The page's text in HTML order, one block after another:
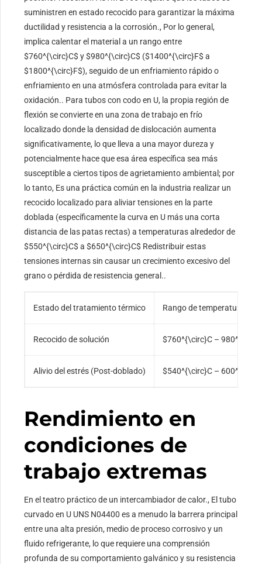
suministren en estado recocido para garantizar la máxima
ductilidad y resistencia a la corrosión., Por lo general,
implica calentar el material a un rango entre
$760^{\circ}C$ y$980^{\circ}C$ ($1400^{\circ}F$ a
$1800^{\circ}F$), seguido de un enfriamiento rápido o
enfriamiento en una atmósfera controlada para evitar la
oxidación.. Para tubos con codo en U, la propia región de
flexión se convierte en una zona de trabajo en frío
localizado donde la densidad de dislocación aumenta
significativamente, lo que lleva a una mayor dureza y
potencialmente hace que esa área específica sea más
susceptible a ciertos tipos de agrietamiento ambiental; por
lo tanto, Es una práctica común en la industria realizar un
recocido localizado para aliviar tensiones en la parte
doblada (específicamente la curva en U más una corta
distancia de las patas rectas) a temperaturas alrededor de
$550^{\circ}C$ a$650^{\circ}C$ Redistribuir estas
tensiones internas sin causar un crecimiento excesivo del
grano o pérdida de resistencia general..
Estado del tratamiento térmico Rango de temperatura
Recocido de solución $760^{\circ}C –
Alivio del estrés (Post-doblado) $540^{\circ}C –
Rendimiento en
condiciones de
trabajo extremas
En el teatro práctico de un intercambiador de calor., El tubo
curvado en U UNS N04400 es a menudo la barrera principal
entre una alta presión, medio de proceso corrosivo y un
fluido refrigerante, lo que requiere una comprensión
profunda de su comportamiento galvánico y su resistencia